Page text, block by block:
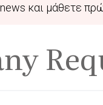
και μάθετε